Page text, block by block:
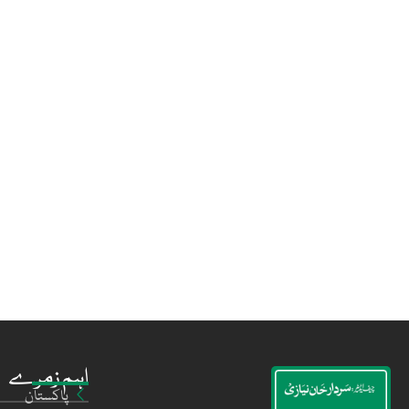
اہم زمرے
پاکستان